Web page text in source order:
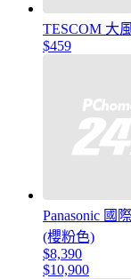
TESCOM 大
$459
Panasonic 國
(櫻粉色)
$8,390
$10,900